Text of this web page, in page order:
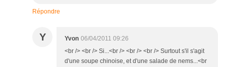
Répondre
Y Yvon 06/04/2011 09:26
<br /> <br /> Si...<br /> <br /> <br /> Surtout s'il s'agit
d'une soupe chinoise, et d'une salade de nems...<br